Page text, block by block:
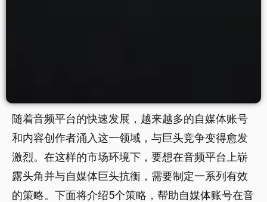
随着音频平台的快速发展，越来越多的自媒体账号
和内容创作者涌入这一领域，与巨头竞争变得愈发
激烈。在这样的市场环境下，要想在音频平台上崭
露头角并与自媒体巨头抗衡，需要制定一系列有效
的策略。下面将介绍5个策略，帮助自媒体账号在音